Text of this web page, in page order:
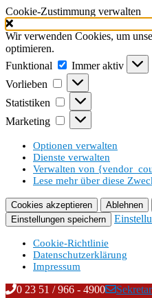
Cookie-Zustimmung verwalten
Wir verwenden Cookies, um
optimieren.
Funktional
Funktional
Immer aktiv
Vorlieben
Vorlieben
Statistiken Statistiken
Marketing Marketing
Optionen verwalten
Dienste verwalten
Verwalten von
Lese mehr über diese
Cookies akzeptieren Ablehnen
Einstellungen speichern
Cookie-Richtlinie
Datenschutzerklärung
Impressum
Zum
Inhalt
Skip0 23 51 / 966 - 4900